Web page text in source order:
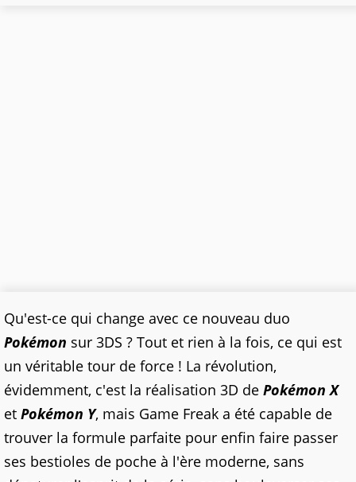
Qu'est-ce qui change avec ce nouveau duo
Pokémon sur 3DS ? Tout et rien à la fois, ce qui est
un véritable tour de force ! La révolution,
évidemment, c'est la réalisation 3D de Pokémon X
et Pokémon Y, mais Game Freak a été capable de
trouver la formule parfaite pour enfin faire passer
ses bestioles de poche à l'ère moderne, sans